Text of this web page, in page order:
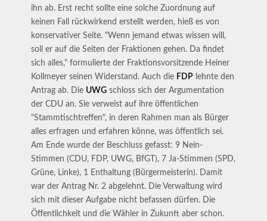
ihn ab. Erst recht sollte eine solche Zuordnung auf
keinen Fall rückwirkend erstellt werden, hieß es von
konservativer Seite. "Wenn jemand etwas wissen will,
soll er auf die Seiten der Fraktionen gehen. Da findet
sich alles," formulierte der Fraktionsvorsitzende Heiner
Kollmeyer seinen Widerstand. Auch die FDP lehnte den
Antrag ab. Die UWG schloss sich der Argumentation
der CDU an. Sie verweist auf ihre öffentlichen
"Stammtischtreffen", in deren Rahmen man als Bürger
alles erfragen und erfahren könne, was öffentlich sei.
Am Ende wurde der Beschluss gefasst: 9 Nein-
Stimmen (CDU, FDP, UWG, BfGT), 7 Ja-Stimmen (SPD,
Grüne, Linke), 1 Enthaltung (Bürgermeisterin). Damit
war der Antrag Nr. 2 abgelehnt. Die Verwaltung wird
sich mit dieser Aufgabe nicht befassen dürfen. Die
Öffentlichkeit und die Wähler in Zukunft aber schon.